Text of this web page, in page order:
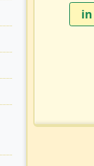
in